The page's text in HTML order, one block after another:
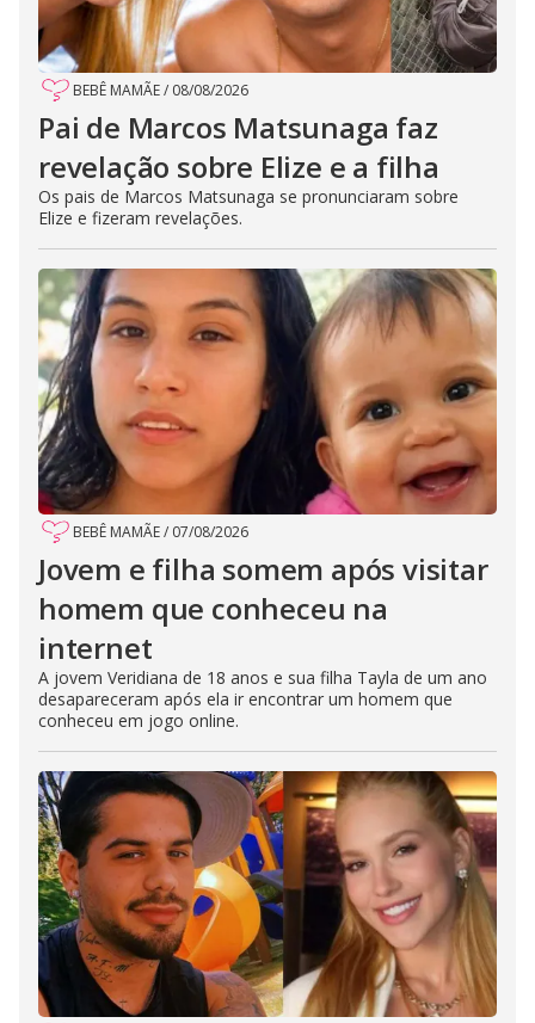
BEBÊ MAMÃE/ 08/08/2026
Pai de Marcos Matsunaga faz
revelação sobre Elize e a filha
Os pais de Marcos Matsunaga se pronunciaram sobre
Elize e fizeram revelações.
BEBÊ MAMÃE/ 07/08/2026
Jovem e filha somem após visitar
homem que conheceu na
internet
A jovem Veridiana de 18 anos e sua filha Tayla de um ano
desapareceram após ela ir encontrar um homem que
conheceu em jogo online.